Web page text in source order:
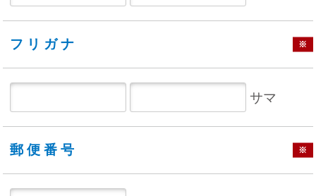
フリガナ ※
サマ
郵便番号 ※